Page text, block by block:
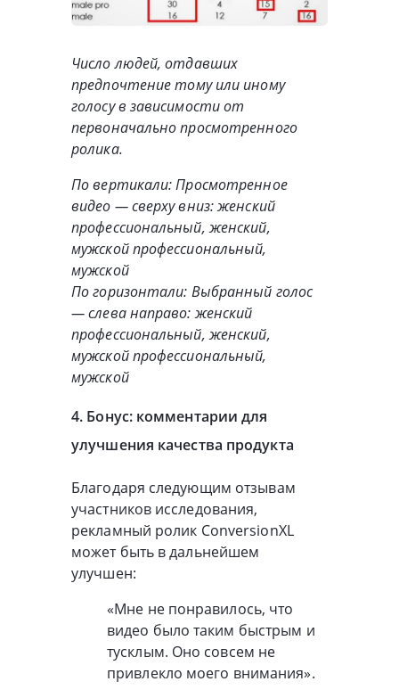
Число людей, отдавших
предпочтение тому или иному
голосу в зависимости от
первоначально просмотренного
ролика.
По вертикали: Просмотренное
видео — сверху вниз: женский
профессиональный, женский,
мужской профессиональный,
мужской
По горизонтали: Выбранный голос
— слева направо: женский
профессиональный, женский,
мужской профессиональный,
мужской
4. Бонус: комментарии для
улучшения качества продукта
Благодаря следующим отзывам
участников исследования,
рекламный ролик ConversionXL
может быть в дальнейшем
улучшен:
«Мне не понравилось, что
видео было таким быстрым и
тусклым. Оно совсем не
привлекло моего внимания».